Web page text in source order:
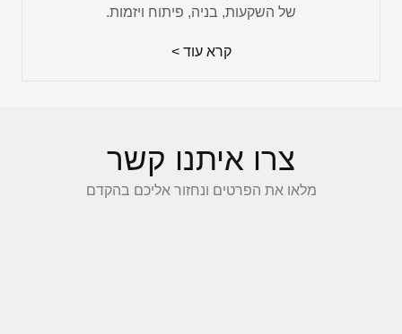
של השקעות, בניה, פיתוח ויזמות.
קרא עוד >
צרו איתנו קשר
מלאו את הפרטים ונחזור אליכם בהקדם